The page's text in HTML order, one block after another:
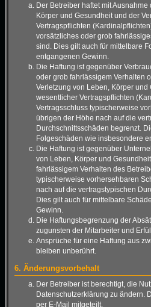
Der Betreiber haftet mit Ausnahme
Körper und Gesundheit und der
Vertragspflichten
vorsätzliches oder grob
sind. Dies gilt auch für mittelbare
entgangenen Gewinn.
Die Haftung ist gegenüber
oder grob fahrlässigem Verhalten
Verletzung von Leben, Körper
wesentlicher Vertragspflichten
Vertragsschluss typischerweise
übrigen der Höhe nach auf die
Durchschnittsschäden begrenzt.
Folgeschäden wie insbesondere
Die Haftung ist gegenüber
von Leben, Körper und
fahrlässigem Verhalten des
typischerweise vorhersehbaren
nach auf die vertragstypischen
Dies gilt auch für mittelbare
Gewinn.
Die Haftungsbegrenzung der
zugunsten der Mitarbeiter und
Ansprüche für eine Haftung aus
bleiben unberührt.
6. Änderungsvorbehalt
Der Betreiber ist berechtigt, die
Datenschutzerklärung zu ändern.
per E-Mail mitgeteilt.